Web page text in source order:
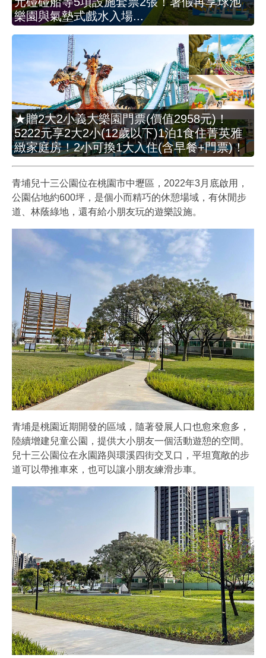
樂園與氣墊式戲水入場...
★贈2大2小義大樂園門票(價值2958元)！
5222元享2大2小(12歲以下)1泊1食住菁英雅
緻家庭房！2小可換1大入住(含早餐+門票)！
青埔兒十三公園位在桃園市中壢區，2022年3月底啟用，
公園佔地約600坪，是個小而精巧的休憩場域，有休閒步
道、林蔭綠地，還有給小朋友玩的遊樂設施。
青埔是桃園近期開發的區域，隨著發展人口也愈來愈多，
陸續增建兒童公園，提供大小朋友一個活動遊憩的空間。
兒十三公園位在永園路與環溪四街交叉口，平坦寬敞的步
道可以帶推車來，也可以讓小朋友練滑步車。